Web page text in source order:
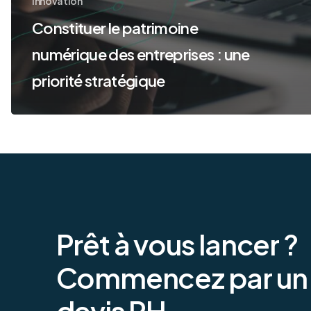
Constituer le patrimoine
numérique des entreprises : une
priorité stratégique
Prêtàvouslancer?
Commencezparun